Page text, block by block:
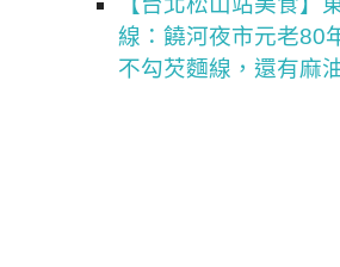
線：饒河夜市元老80
不勾芡麵線，還有麻